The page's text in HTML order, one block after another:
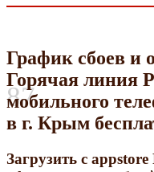
87
График сбоев и
Горячая линия
мобильного
в г. Крым
Загрузить с